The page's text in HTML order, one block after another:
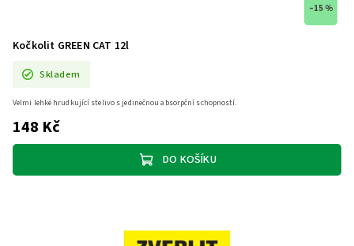
–15 %
Kočkolit GREEN CAT 12l
Skladem
148 Kč
DO KOŠÍKU
Velmi lehké hrudkující stelivo s jedinečnou absorpční schopností.